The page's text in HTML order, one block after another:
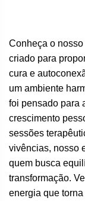
Conheça o
criado para
cura e
um ambiente
foi pensado para
crescimento
sessões
vivências, nosso
quem busca
transformação.
energia que